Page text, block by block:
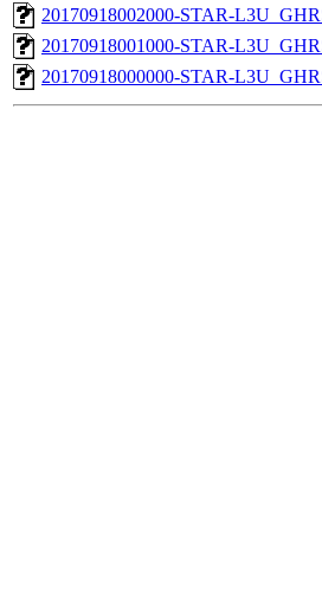
20170918002000-STAR-
20170918001000-STAR-
20170918000000-STAR-